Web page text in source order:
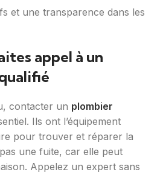
et une transparence dans les
appel à un
contacter un plombier
Ils ont l’équipement
pour trouver et réparer la
une fuite, car elle peut
Appelez un expert sans